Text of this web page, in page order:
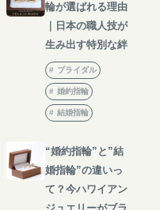
輪が選ばれる理由
｜日本の職人技が
生み出す特別な絆
ブライダル
婚約指輪
結婚指輪
“婚約指輪”と”結
婚指輪”の違いっ
て？今ハワイアン